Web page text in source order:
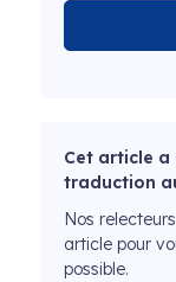
Cet article
traduction
Nos
article pour
possible.